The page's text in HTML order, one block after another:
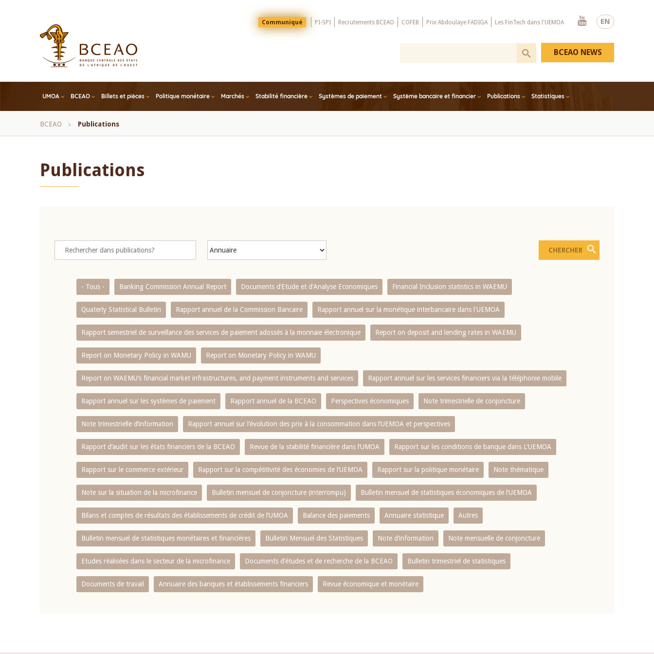
EN
Menu
Top
Communiqué PI-SPI Recrutements BCEAO COFEB Prix Abdoulaye FADIGA Les FinTech dans l'UEMOA
Youtube
UMOA BCEAO Billets et pièces Politique monétaire Marchés Stabilité financière Systèmes de paiement Système bancaire et financier Publications Statistiques
BCEAO NEWS
Fil
BCEAO Publications
Publications
- Tous - Banking Commission Annual Report Documents d’Etude et d’Analyse Economiques Financial Inclusion statistics in WAEMU
Quaterly Statistical Bulletin Rapport annuel de la Commission Bancaire Rapport annuel sur la monétique interbancaire dans l'UEMOA
Rapport semestriel de surveillance des services de paiement adossés à la monnaie électronique Report on deposit and lending rates in WAEMU
Report on Monetary Policy in WAMU Report on Monetary Policy in WAMU
Report on WAEMU’s financial market infrastructures, and payment instruments and services Rapport annuel sur les services financiers via la téléphonie mobile
Rapport annuel sur les systèmes de paiement Rapport annuel de la BCEAO Perspectives économiques Note trimestrielle de conjoncture
Note trimestrielle d‘information Rapport annuel sur l‘évolution des prix à la consommation dans l‘UEMOA et perspectives
Rapport d‘audit sur les états financiers de la BCEAO Revue de la stabilité financière dans l‘UMOA Rapport sur les conditions de banque dans L‘UEMOA
Rapport sur le commerce extérieur Rapport sur la compétitivité des économies de l‘UEMOA Rapport sur la politique monétaire Note thématique
Note sur la situation de la microfinance Bulletin mensuel de conjoncture (interrompu) Bulletin mensuel de statistiques économiques de l‘UEMOA
Bilans et comptes de résultats des établissements de crédit de l‘UMOA Balance des paiements Annuaire statistique Autres
Bulletin mensuel de statistiques monétaires et financières Bulletin Mensuel des Statistiques Note d’information Note mensuelle de conjoncture
Etudes réalisées dans le secteur de la microfinance Documents d’études et de recherche de la BCEAO Bulletin trimestriel de statistiques
Documents de travail Annuaire des banques et établissements financiers Revue économique et monétaire